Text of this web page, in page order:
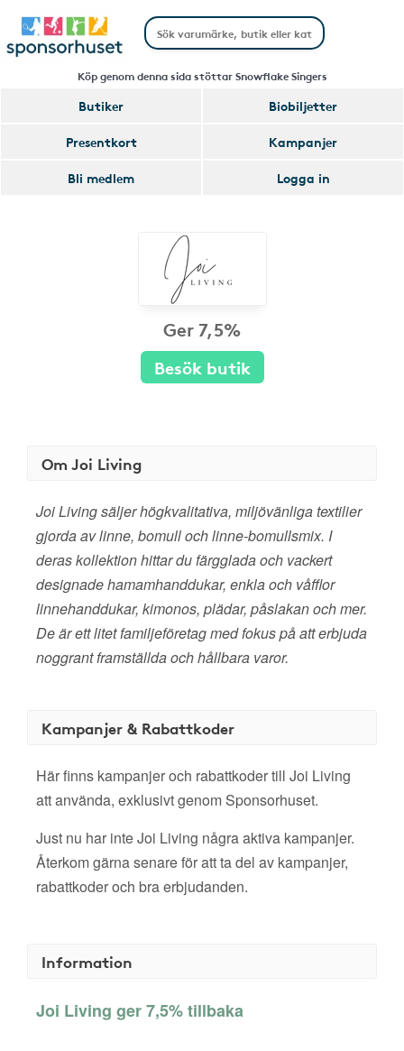
Köp genom denna sida stöttar Snowflake Singers
Butiker
Biobiljetter
Presentkort
Kampanjer
Bli medlem
Logga in
Ger 7,5%
Besök butik
Om Joi Living
Joi Living säljer högkvalitativa, miljövänliga textilier
gjorda av linne, bomull och linne-bomullsmix. I
deras kollektion hittar du färgglada och vackert
designade hamamhanddukar, enkla och våfflor
linnehanddukar, kimonos, plädar, påslakan och mer.
De är ett litet familjeföretag med fokus på att erbjuda
noggrant framställda och hållbara varor.
Kampanjer & Rabattkoder
Här finns kampanjer och rabattkoder till Joi Living
att använda, exklusivt genom Sponsorhuset.
Just nu har inte Joi Living några aktiva kampanjer.
Återkom gärna senare för att ta del av kampanjer,
rabattkoder och bra erbjudanden.
Information
Joi Living ger 7,5% tillbaka